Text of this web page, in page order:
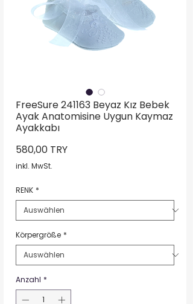
FreeSure 241163 Beyaz Kız Bebek
Ayak Anatomisine Uygun Kaymaz
Ayakkabı
580,00 TRYPreis
inkl. MwSt.
RENK *
Körpergröße *
Anzahl *